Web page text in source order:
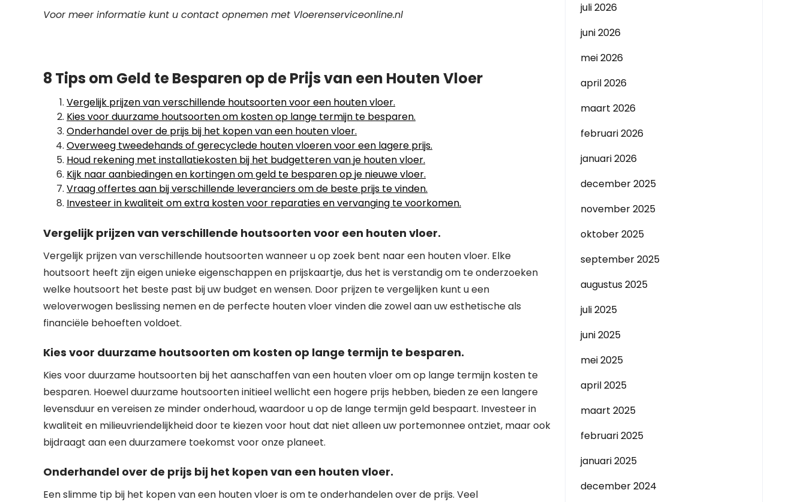
Voor meer informatie kunt u contact opnemen met Vloerenserviceonline.nl
8 Tips om Geld te Besparen op de Prijs van een Houten Vloer
Vergelijk prijzen van verschillende houtsoorten voor een houten vloer.
Kies voor duurzame houtsoorten om kosten op lange termijn te besparen.
Onderhandel over de prijs bij het kopen van een houten vloer.
Overweeg tweedehands of gerecyclede houten vloeren voor een lagere prijs.
Houd rekening met installatiekosten bij het budgetteren van je houten vloer.
Kijk naar aanbiedingen en kortingen om geld te besparen op je nieuwe vloer.
Vraag offertes aan bij verschillende leveranciers om de beste prijs te vinden.
Investeer in kwaliteit om extra kosten voor reparaties en vervanging te voorkomen.
Vergelijk prijzen van verschillende houtsoorten voor een houten vloer.
Vergelijk prijzen van verschillende houtsoorten wanneer u op zoek bent naar een houten vloer. Elke
houtsoort heeft zijn eigen unieke eigenschappen en prijskaartje, dus het is verstandig om te onderzoeken
welke houtsoort het beste past bij uw budget en wensen. Door prijzen te vergelijken kunt u een
weloverwogen beslissing nemen en de perfecte houten vloer vinden die zowel aan uw esthetische als
financiële behoeften voldoet.
Kies voor duurzame houtsoorten om kosten op lange termijn te besparen.
Kies voor duurzame houtsoorten bij het aanschaffen van een houten vloer om op lange termijn kosten te
besparen. Hoewel duurzame houtsoorten initieel wellicht een hogere prijs hebben, bieden ze een langere
levensduur en vereisen ze minder onderhoud, waardoor u op de lange termijn geld bespaart. Investeer in
kwaliteit en milieuvriendelijkheid door te kiezen voor hout dat niet alleen uw portemonnee ontziet, maar ook
bijdraagt aan een duurzamere toekomst voor onze planeet.
Onderhandel over de prijs bij het kopen van een houten vloer.
Een slimme tip bij het kopen van een houten vloer is om te onderhandelen over de prijs. Veel
juli 2026
juni 2026
mei 2026
april 2026
maart 2026
februari 2026
januari 2026
december 2025
november 2025
oktober 2025
september 2025
augustus 2025
juli 2025
juni 2025
mei 2025
april 2025
maart 2025
februari 2025
januari 2025
december 2024